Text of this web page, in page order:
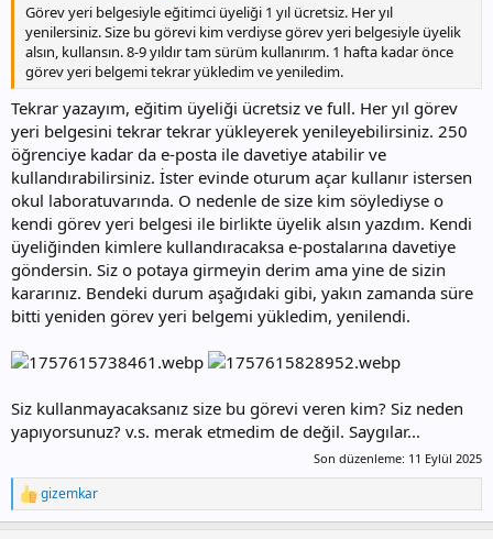
Görev yeri belgesiyle eğitimci üyeliği 1 yıl ücretsiz. Her yıl
yenilersiniz. Size bu görevi kim verdiyse görev yeri belgesiyle üyelik
alsın, kullansın. 8-9 yıldır tam sürüm kullanırım. 1 hafta kadar önce
görev yeri belgemi tekrar yükledim ve yeniledim.
Tekrar yazayım, eğitim üyeliği ücretsiz ve full. Her yıl görev
yeri belgesini tekrar tekrar yükleyerek yenileyebilirsiniz. 250
öğrenciye kadar da e-posta ile davetiye atabilir ve
kullandırabilirsiniz. İster evinde oturum açar kullanır istersen
okul laboratuvarında. O nedenle de size kim söylediyse o
kendi görev yeri belgesi ile birlikte üyelik alsın yazdım. Kendi
üyeliğinden kimlere kullandıracaksa e-postalarına davetiye
göndersin. Siz o potaya girmeyin derim ama yine de sizin
kararınız. Bendeki durum aşağıdaki gibi, yakın zamanda süre
bitti yeniden görev yeri belgemi yükledim, yenilendi.
Siz kullanmayacaksanız size bu görevi veren kim? Siz neden
yapıyorsunuz? v.s. merak etmedim de değil. Saygılar...
Son düzenleme: 11 Eylül 2025
T
e
gizemkar